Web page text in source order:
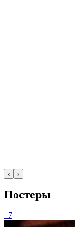
‹ ›
Постеры
+7